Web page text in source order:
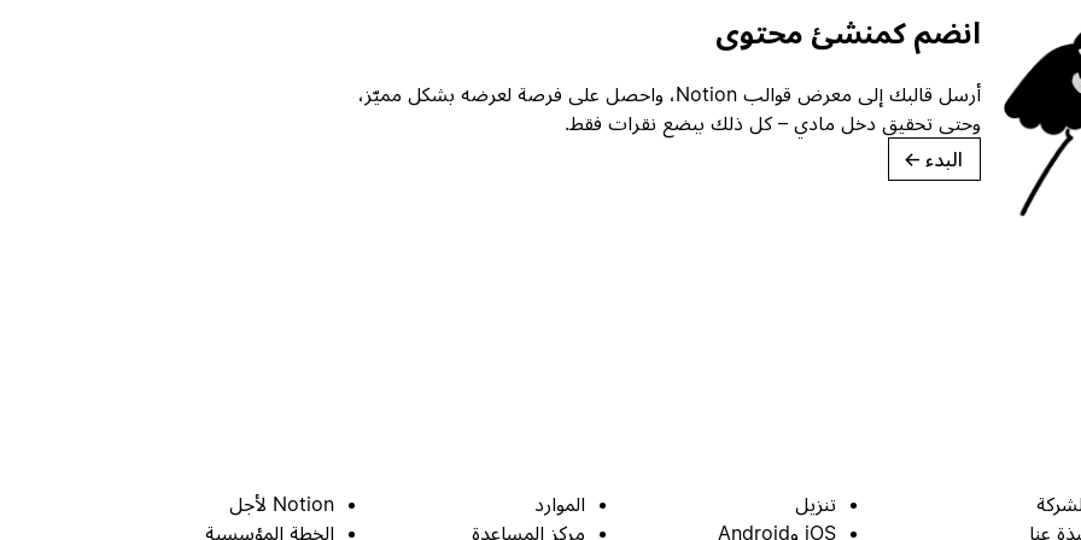
انضم كمنشئ محتوى
أرسل قالبك إلى معرض قوالب Notion، واحصل على فرصة لعرضه بشكل مميّز،
وحتى تحقيق دخل مادي – كل ذلك ببضع نقرات فقط.
البدء →
عنا
تنزيل
iOS وAndroid
الموارد
مركز المساعدة
Notion لأجل
الخطة المؤسسية